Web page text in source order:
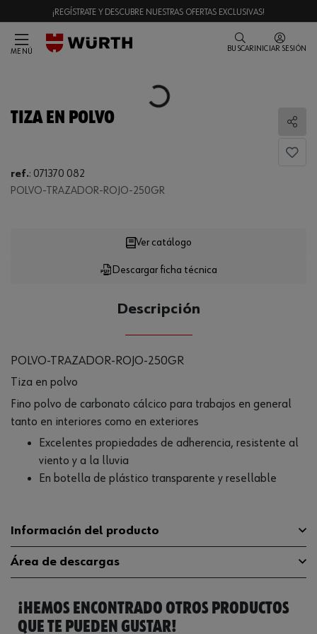
¡REGÍSTRATE Y DESCUBRE NUESTRAS OFERTAS EXCLUSIVAS!
MENÚ BUSCAR INICIAR SESIÓN
Loading...
TIZA EN POLVO
ref.: 071370 082
POLVO-TRAZADOR-ROJO-250GR
Loading...
Descargar ficha técnica
Ver catálogo
Descripción
POLVO-TRAZADOR-ROJO-250GR
Tiza en polvo
Fino polvo de carbonato cálcico para trabajos en general
tanto en interiores como en exteriores
Excelentes propiedades de adherencia, resistente al
viento y a la lluvia
En botella de plástico transparente y resellable
Información del producto
Color Rojo
Peso del contenido 250 g
Área de descargas
Catálogo General 071370082
¡HEMOS ENCONTRADO OTROS PRODUCTOS
QUE TE PUEDEN GUSTAR!